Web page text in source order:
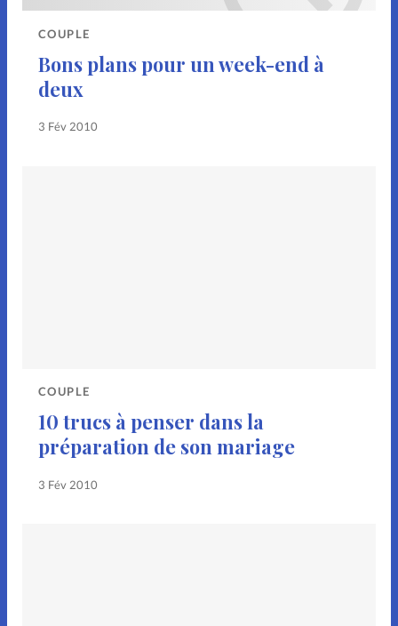
Noël
Pâques
People
Relations
Science
Sentiments
Don libre
Boutique
COUPLE
Bons plans pour un week-end à
deux
3 Fév 2010
COUPLE
10 trucs à penser dans la
préparation de son mariage
3 Fév 2010